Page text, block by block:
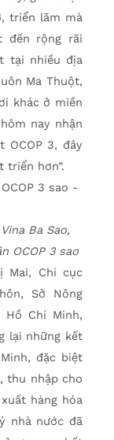
triển lãm mà
đến rộng rãi
tại nhiều địa
Ma Thuột,
khác ở miền
nay nhận
OCOP 3, đây
triển hơn”.
Ba Sao,
OCOP 3 sao
Mai, Chi cục
Sở Nông
Hồ Chí Minh,
lại những kết
đặc biệt
thu nhập cho
hàng hóa
nhà nước đã